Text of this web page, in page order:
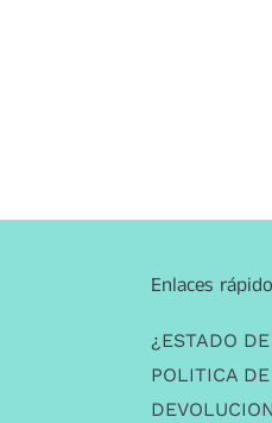
Enlaces
¿ESTADO
POLITICA